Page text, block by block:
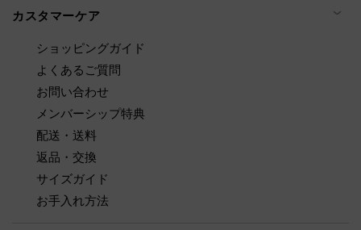
カスタマーケア
ショッピングガイド
よくあるご質問
お問い合わせ
メンバーシップ特典
配送・送料
返品・交換
サイズガイド
お手入れ方法